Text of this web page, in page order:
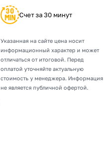
Счет за 30 минут
Указанная на сайте цена носит
информационный характер и может
отличаться от итоговой. Перед
оплатой уточняйте актуальную
стоимость у менеджера. Информация
не является публичной офертой.